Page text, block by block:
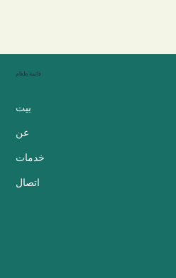
قائمة طعام
بيت
عن
خدمات
اتصال